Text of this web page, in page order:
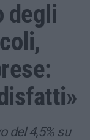
degli
del 4,5% su